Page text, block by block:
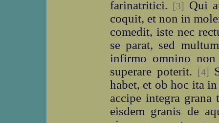
farinatritici. [3] Qui
coquit, et non in
comedit, iste nec
se parat, sed
infirmo omnino non
superare poterit. [4]
habet, et ob hoc ita
accipe integra
eisdem granis de